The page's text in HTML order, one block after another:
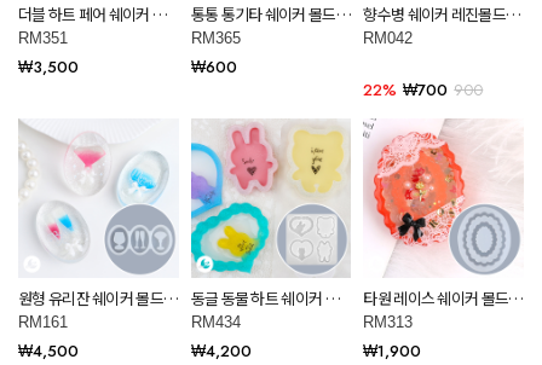
더블 하트 페어 쉐이커 몰
드 레진 아트 RM351
RM351
₩3,500
통통 통기타 쉐이커 몰드
레진 아트 재료 RM365
RM365
₩600
향수병 쉐이커 레진몰드
RM042
RM042
22% ₩700 900
원형 유리잔 쉐이커 몰드
레진 아트 재료 RM161
RM161
₩4,500
동글 동물 하트 쉐이커 몰
드 레진 아트 재료 RM434
RM434
₩4,200
타원 레이스 쉐이커 몰드
레진아트 RM313
RM313
₩1,900